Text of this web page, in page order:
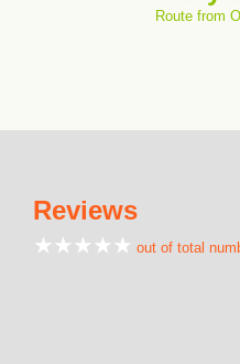
Route from
Reviews
out of total